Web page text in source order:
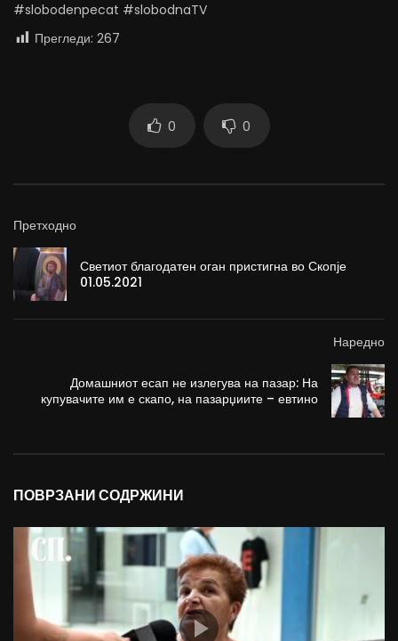
#slobodenpecat #slobodnaTV
Прегледи: 267
0 0
Претходно
Светиот благодатен оган пристигна во Скопје
01.05.2021
Наредно
Домашниот есап не излегува на пазар: На
купувачите им е скапо, на пазарџиите – евтино
ПОВРЗАНИ СОДРЖИНИ